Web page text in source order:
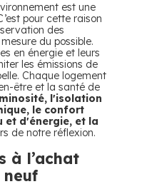
est une
pour cette raison
des
du possible.
en énergie et leurs
les émissions de
Chaque logement
être et la santé de
l'isolation
le confort
et d'énergie, et la
de notre réflexion.
à l’achat
neuf